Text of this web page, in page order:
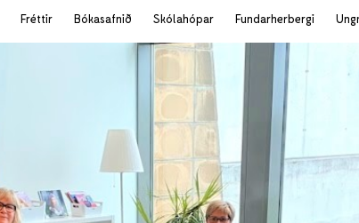
Fréttir Bókasafnið Skólahópar Fundarherbergi